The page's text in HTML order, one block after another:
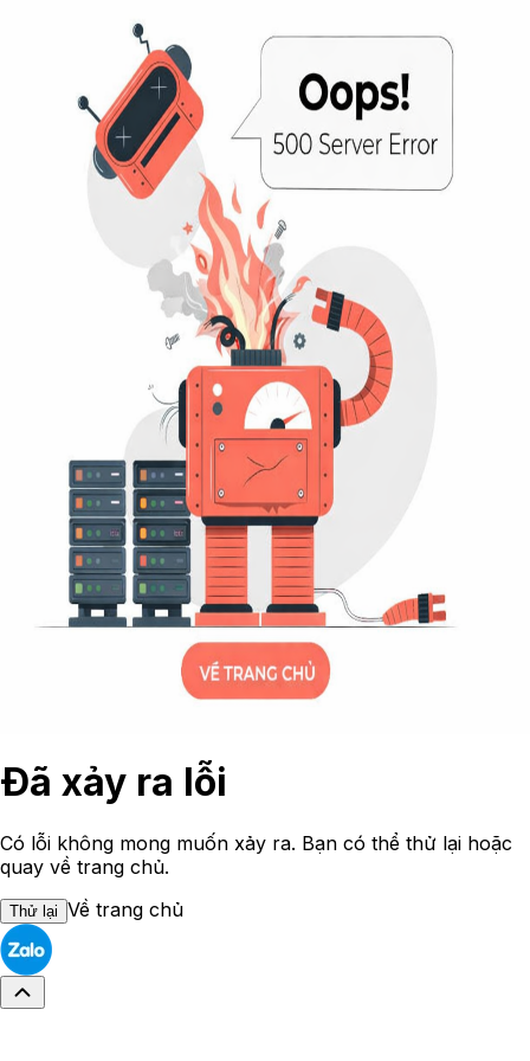
Đã xảy ra lỗi
Có lỗi không mong muốn xảy ra. Bạn có thể thử lại hoặc
quay về trang chủ.
Thử lại Về trang chủ